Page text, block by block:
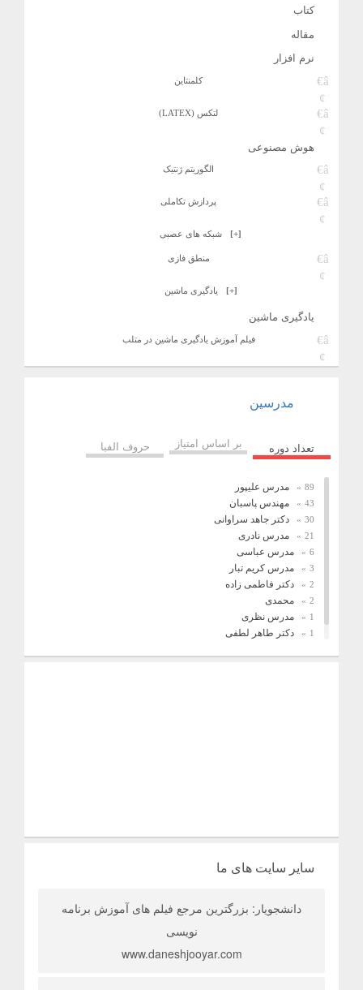
کتاب
مقاله
نرم افزار
کلمنتاین
لتکس (LATEX)
هوش مصنوعی
الگوریتم ژنتیک
پردازش تکاملی
[+] شبکه های عصبی
منطق فازی
[+] یادگیری ماشین
یادگیری ماشین
فیلم آموزش یادگیری ماشین در متلب
مدرسین
تعداد دوره بر اساس امتیاز حروف الفبا
مدرس علیپور
مهندس پاسبان
دکتر جاهد سراوانی
مدرس نادری
مدرس عباسی
مدرس کریم تبار
دکتر فاطمی زاده
محمدی
مدرس نظری
دکتر طاهر لطفی
سایر سایت های ما
دانشجویار: بزرگترین مرجع فیلم های آموزش برنامه
نویسی
www.daneshjooyar.com